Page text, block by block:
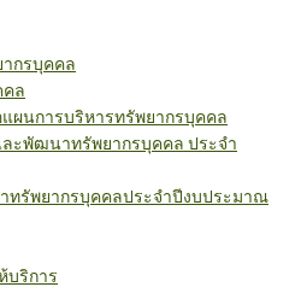
กรบุคคล
คล
ผนการบริหารทรัพยากรบุคคล
ะพัฒนาทรัพยากรบุคคล ประจำ
ทรัพยากรบุคคลประจำปีงบประมาณ
บริการ